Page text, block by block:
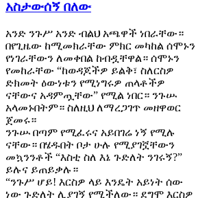
አስታውሰኝ በለው
አንድ ንጉሥ አንድ ብልህ አጫዋች ነበራቸው።
በየጊዜው ከሚመክራቸው ምክር መካከል ሰሞኑን
የነገራቸውን ለመቀበል ከብዷቸዋል። ሰሞኑን
የመከራቸው “ከወዳጆችዎ ይልቅ፣ ስለርስዎ
ድክመት ዕውነቱን የሚነግሩዎ ጠላቶችዎ
ናቸውና አዳምጧቸው” የሚል ነበር። ንጉሡ
አላመኑበትም። ስለዚህ ለማረጋገጥ መዘዋወር
ጀመሩ።
ንጉሡ በጣም የሚፈሩና አይበገሬ ነኝ የሚሉ
ናቸው። በሄዱበት ቦታ ሁሉ የሚያገኟቸውን
መኳንንቶች “እስቲ ስለ እኔ ጉድለት ንገሩኝ?”
ይሉና ይጠይቃሉ።
“ንጉሥ ሆይ! እርስዎ ላይ እንዴት አይነት ሰው
ነው ጉድለት ሊያገኝ የሚችለው። ደግሞ እርስዎ